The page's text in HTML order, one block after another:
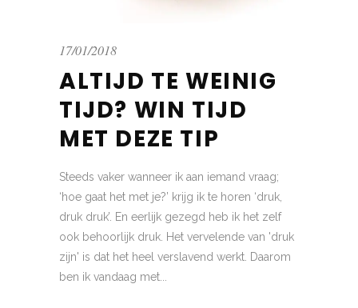
17/01/2018
ALTIJD TE WEINIG
TIJD? WIN TIJD
MET DEZE TIP
Steeds vaker wanneer ik aan iemand vraag;
‘hoe gaat het met je?’ krijg ik te horen ‘druk,
druk druk’. En eerlijk gezegd heb ik het zelf
ook behoorlijk druk. Het vervelende van 'druk
zijn' is dat het heel verslavend werkt. Daarom
ben ik vandaag met...